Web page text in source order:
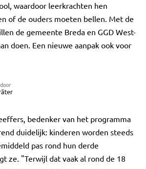
waardoor leerkrachten hen
of de ouders moeten bellen. Met de
de gemeente Breda en GGD West-
doen. Een nieuwe aanpak ook voor
bedenker van het programma
duidelijk: kinderen worden steeds
pas rond hun derde
ze. "Terwijl dat vaak al rond de 18